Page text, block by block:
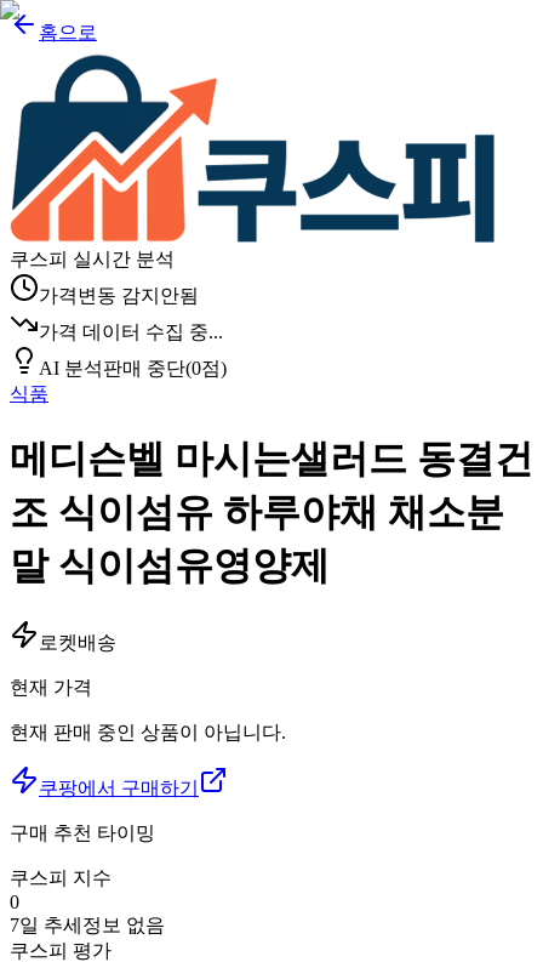
홈으로
쿠스피 실시간 분석
가격변동 감지안됨
가격 데이터 수집 중...
AI 분석판매 중단(0점)
식품
메디슨벨 마시는샐러드 동결건
조 식이섬유 하루야채 채소분
말 식이섬유영양제
로켓배송
현재 가격
현재 판매 중인 상품이 아닙니다.
쿠팡에서 구매하기
구매 추천 타이밍
쿠스피 지수
0
7일 추세 정보 없음
쿠스피 평가